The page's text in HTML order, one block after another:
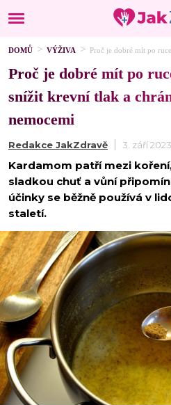
DOMŮ VÝŽIVA Proč je dobré mít po
Proč je dobré mít po
snížit krevní tlak a
nemocemi
Redakce JakZdravě 3. září 2023
Kardamom patří mezi
sladkou chuť a vůní
účinky se běžně používá v
staletí.